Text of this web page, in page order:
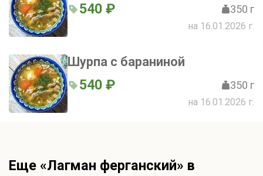
540 ₽ 350 г
на 16.01.2026 г.
Шурпа с бараниной
540 ₽ 350 г
на 16.01.2026 г.
Еще «Лагман ферганский» в